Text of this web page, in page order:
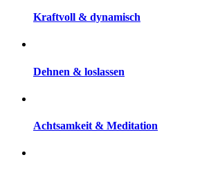
Kraftvoll & dynamisch
Dehnen & loslassen
Achtsamkeit & Meditation